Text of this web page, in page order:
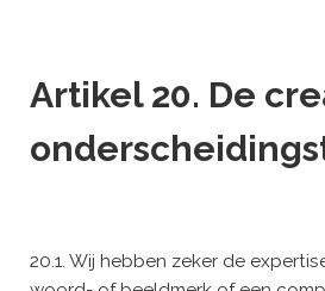
Artikel 20. De
20.1. Wij hebben zeker de